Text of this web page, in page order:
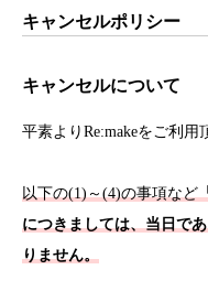
キャンセルポリシー
キャンセルについて
平素よりRe:makeをご利用
以下の(1)～(4)の事項など
につきましては、当日で
りません。